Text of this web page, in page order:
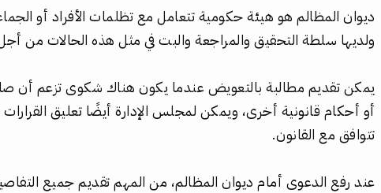
ديوان المظالم هو هيئة حكومية تتعامل مع تظلمات الأفراد أو
ولديها سلطة التحقيق والمراجعة والبت في مثل هذه الحالات من
يمكن تقديم مطالبة بالتعويض عندما يكون هناك شكوى تزعم أن
أو أحكام قانونية أخرى، ويمكن لمجلس الإدارة أيضًا تعليق
تتوافق مع القانون.
عند رفع الدعوى أمام ديوان المظالم، من المهم تقديم جميع